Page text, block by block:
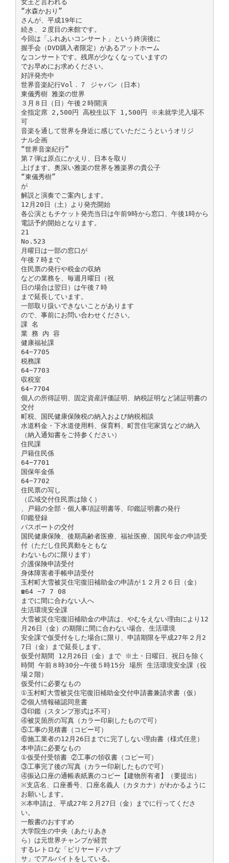
女王と言われる
“水森かおり”
さんが、平成19年に
続き、２度目の来館です。
今回は「ふれあいコンサート」という終演後に
握手会（DVD購入者限定）があるアットホーム
なコンサートです。残席が少なくなっていますの
でお早めにお求めください。
好評発売中
世界音楽紀行Vol．７ ジャパン（日本）
東儀秀樹 雅楽の世界
３月８日（日）午後２時開演
全指定席 2,500円 高校生以下 1,500円 ※未就学児入場不
可
音楽を通して世界を身近に感じていただこうというオリジ
ナル企画
“世界音楽紀行”
第７弾は原点にかえり、日本を取り
上げます。奥深い雅楽の世界を雅楽界の貴公子
“東儀秀樹”
が
解説と演奏でご案内します。
12月20日（土）より発売開始
各公演ともチケット発売当日は午前9時から窓口、午後1時から
電話予約開始となります。
21
No.523
月曜日は一部の窓口が
午後７時まで
住民票の発行や税金の収納
などの業務を、毎週月曜日（祝
日の場合は翌日）は午後７時
まで延長しています。
一部取り扱いできないことがあります
ので、事前にお問い合わせください。
課 名
業 務 内 容
健康福祉課
64−7705
税務課
64−7703
収税室
64−7704
個人の所得証明、固定資産評価証明、納税証明など諸証明書の
交付
町税、国民健康保険税の納入および納税相談
水道料金・下水道使用料、保育料、町営住宅家賃などの納入
（納入通知書をご持参ください）
住民課
戸籍住民係
64−7701
国保年金係
64−7702
住民票の写し
（広域交付住民票は除く）
、戸籍の全部・個人事項証明書等、印鑑証明書の発行
印鑑登録
パスポートの交付
国民健康保険、後期高齢者医療、福祉医療、国民年金の申請受
付（ただし住民異動をともな
わないものに限ります）
介護保険申請受付
身体障害者手帳申請受付
玉村町大雪被災住宅復旧補助金の申請が１２月２６日（金）
☎64 −7 7 08
までに間に合わない人へ
生活環境安全課
大雪被災住宅復旧補助金の申請は、やむをえない理由により12
月26日（金）の期限に間に合わない場合、生活環境
安全課で仮受付をした場合に限り、申請期限を平成27年２月2
7日（金）まで延長します。
仮受付期間 12月26日（金）まで ※土・日曜日、祝日を除く
時間 午前８時30分∼午後５時15分 場所 生活環境安全課（役
場２階）
仮受付に必要なもの
①玉村町大雪被災住宅復旧補助金交付申請書兼請求書（仮）
②個人情報確認同意書
③印鑑（スタンプ形式は不可）
④被災箇所の写真（カラー印刷したもので可）
⑤工事の見積書（コピー可）
⑥施工業者の12月26日までに完了しない理由書（様式任意）
本申請に必要なもの
①仮受付受領書 ②工事の領収書（コピー可）
③工事完了後の写真（カラー印刷したもので可）
④振込口座の通帳表紙裏のコピー【建物所有者】（要提出）
※支店名、口座番号、口座名義人（カタカナ）がわかるように
お願いします。
※本申請は、平成27年２月27日（金）までに行ってくださ
い。
一般書のおすすめ
大学院生の中央（あたりあき
ら）は元世界チャンプが経営
するレトロな「ビリヤードハナブ
サ」でアルバイトをしている。